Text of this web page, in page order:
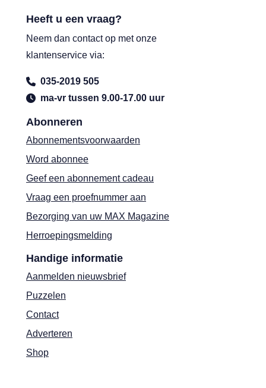
Abonneren
Abonnementsvoorwaarden
Word abonnee
Geef een abonnement cadeau
Vraag een proefnummer aan
Bezorging van uw MAX Magazine
Herroepingsmelding
Handige informatie
Aanmelden nieuwsbrief
Puzzelen
Contact
Adverteren
Shop
Heeft u een vraag?
Neem dan contact op met onze
klantenservice via:
035-2019 505
ma-vr tussen 9.00-17.00 uur